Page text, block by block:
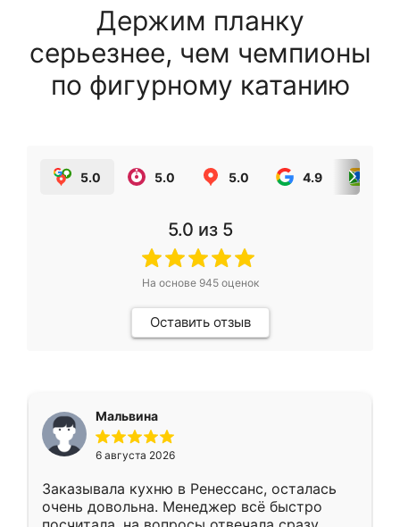
Держим планку
серьезнее, чем чемпионы
по фигурному катанию
5.0 5.0 5.0 4.9
5.0 из 5
На основе 945оценок
Оставить отзыв
Мальвина
6 августа 2026
Заказывала кухню в Ренессанс, осталась
очень довольна. Менеджер всё быстро